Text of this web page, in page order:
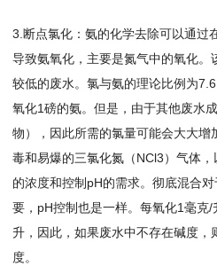
3.断点氯化：氨的化学去除可以通过
导致氨氧化，主要是氮气中的氧化。
较低的废水。氯与氨的理论比例为
氧化1磅的氨。但是，由于其他废水
物），因此所需的氯量可能会大大增
毒和易爆的三氯化氮（NCl3）气体，
的浓度和控制pH的需求。彻底混合
要，pH控制也是一样。每氧化1毫克
升，因此，如果废水中不存在碱度，
度。